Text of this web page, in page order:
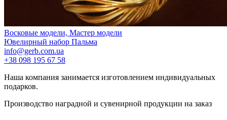
Восковые модели, Мастер модели
Ювелирный набор Пальма
info@gerb.com.ua
+38 098 195 67 58
Наша компания занимается изготовлением индивидуальных
подарков.
Производство наградной и сувенирной продукции на заказ